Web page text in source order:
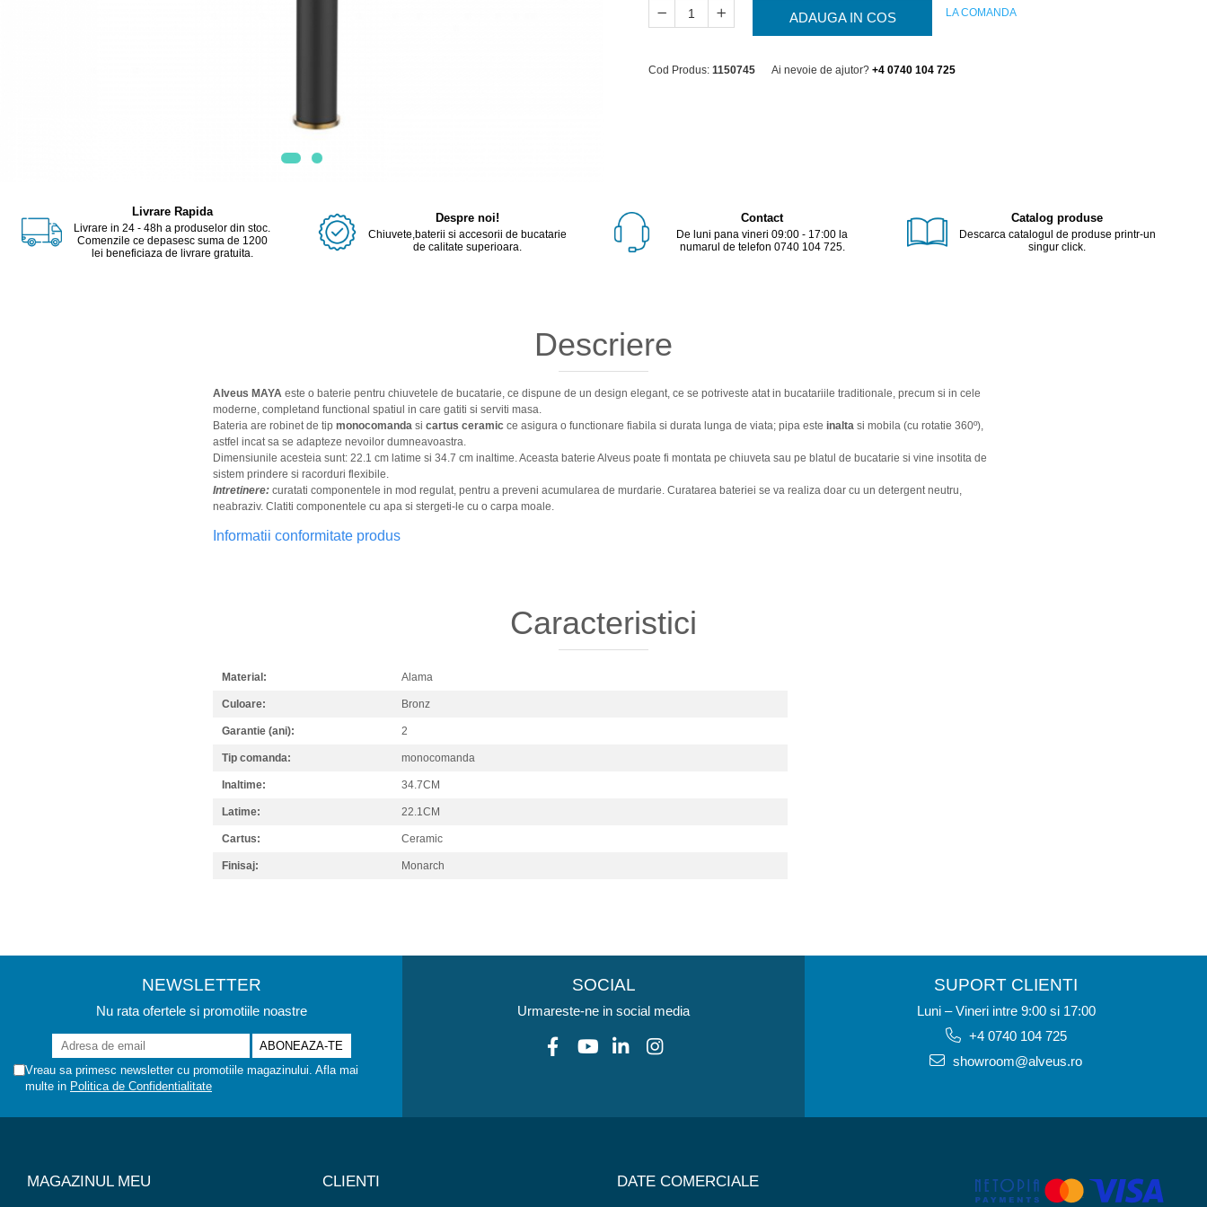
ADAUGA IN COS LA COMANDA
Cod Produs: 1150745 Ai nevoie de ajutor? +4 0740 104 725
Livrare Rapida
Livrare in 24 - 48h a produselor din stoc.
Comenzile ce depasesc suma de 1200
lei beneficiaza de livrare gratuita.
Despre noi!
Chiuvete,baterii si accesorii de bucatarie
de calitate superioara.
Contact
De luni pana vineri 09:00 - 17:00 la
numarul de telefon 0740 104 725.
Catalog produse
Descarca catalogul de produse printr-un
singur click.
Descriere
Alveus MAYA este o baterie pentru chiuvetele de bucatarie, ce dispune de un design elegant, ce se potriveste atat in bucatariile traditionale, precum si in cele
moderne, completand functional spatiul in care gatiti si serviti masa.
Bateria are robinet de tip monocomanda si cartus ceramic ce asigura o functionare fiabila si durata lunga de viata; pipa este inalta si mobila (cu rotatie 360º),
astfel incat sa se adapteze nevoilor dumneavoastra.
Dimensiunile acesteia sunt: 22.1 cm latime si 34.7 cm inaltime. Aceasta baterie Alveus poate fi montata pe chiuveta sau pe blatul de bucatarie si vine insotita de
sistem prindere si racorduri flexibile.
Intretinere: curatati componentele in mod regulat, pentru a preveni acumularea de murdarie. Curatarea bateriei se va realiza doar cu un detergent neutru,
neabraziv. Clatiti componentele cu apa si stergeti-le cu o carpa moale.
Informatii conformitate produs
Caracteristici
Material: Alama
Culoare: Bronz
Garantie (ani): 2
Tip comanda: monocomanda
Inaltime: 34.7CM
Latime: 22.1CM
Cartus: Ceramic
Finisaj: Monarch
NEWSLETTER
Nu rata ofertele si promotiile noastre
Vreau sa primesc newsletter cu promotiile magazinului. Afla mai
multe in Politica de Confidentialitate
SOCIAL
Urmareste-ne in social media
SUPORT CLIENTI
Luni – Vineri intre 9:00 si 17:00
+4 0740 104 725
showroom@alveus.ro
MAGAZINUL MEU CLIENTI DATE COMERCIALE